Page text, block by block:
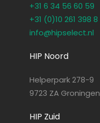
+31 6 34 56 60 59
+31 (0)10 261 398 8
info@hipselect.nl
HIP Noord
Helperpark 278-9
9723 ZA Groningen
HIP Zuid